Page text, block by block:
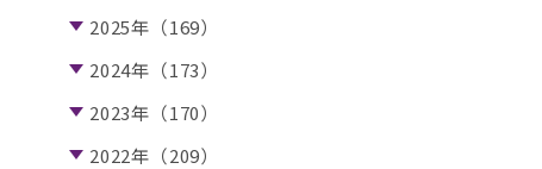
2025年（169）
2024年（173）
2023年（170）
2022年（209）